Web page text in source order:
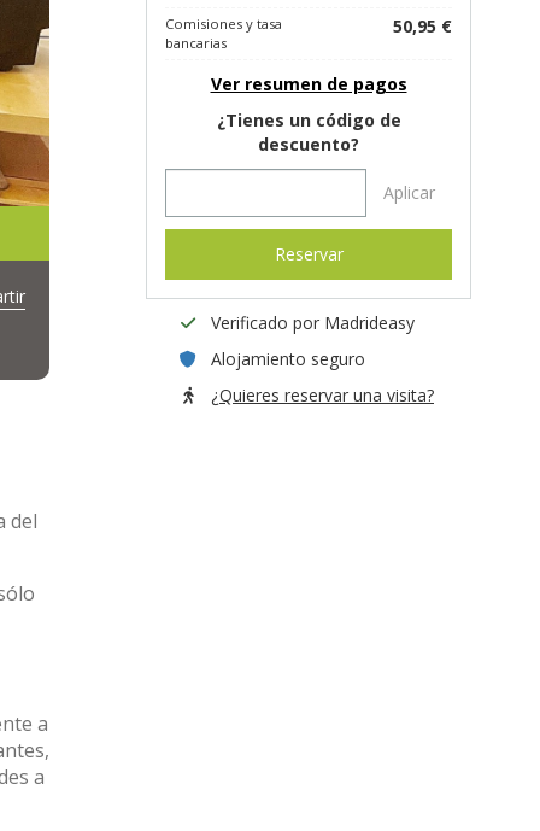
del
a
a
Comisiones y tasa
bancarias
50,95 €
Ver resumen de pagos
¿Tienes un código de
descuento?
Aplicar
Reservar
Verificado por Madrideasy
Alojamiento seguro
¿Quieres reservar una visita?